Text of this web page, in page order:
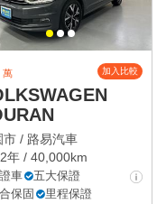
萬 加入比較
市 / 路易汽車
年 / 40,000km
車
五大保證
保固
里程保證